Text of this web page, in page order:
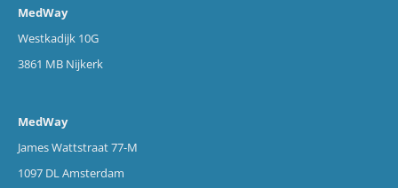
MedWay
Westkadijk 10G
3861 MB Nijkerk
MedWay
James Wattstraat 77-M
1097 DL Amsterdam